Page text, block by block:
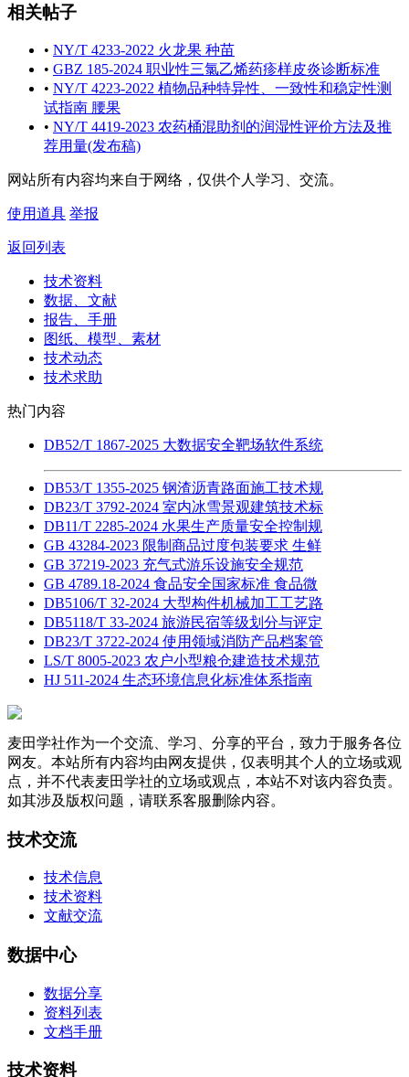
相关帖子
• NY/T 4233-2022 火龙果 种苗
• GBZ 185-2024 职业性三氯乙烯药疹样皮炎诊断标准
• NY/T 4223-2022 植物品种特异性、一致性和稳定性测
试指南 腰果
• NY/T 4419-2023 农药桶混助剂的润湿性评价方法及推
荐用量(发布稿)
网站所有内容均来自于网络，仅供个人学习、交流。
使用道具 举报
返回列表
技术资料
数据、文献
报告、手册
图纸、模型、素材
技术动态
技术求助
热门内容
DB52/T 1867-2025 大数据安全靶场软件系统
DB53/T 1355-2025 钢渣沥青路面施工技术规
DB23/T 3792-2024 室内冰雪景观建筑技术标
DB11/T 2285-2024 水果生产质量安全控制规
GB 43284-2023 限制商品过度包装要求 生鲜
GB 37219-2023 充气式游乐设施安全规范
GB 4789.18-2024 食品安全国家标准 食品微
DB5106/T 32-2024 大型构件机械加工工艺路
DB5118/T 33-2024 旅游民宿等级划分与评定
DB23/T 3722-2024 使用领域消防产品档案管
LS/T 8005-2023 农户小型粮仓建造技术规范
HJ 511-2024 生态环境信息化标准体系指南
麦田学社作为一个交流、学习、分享的平台，致力于服务各位
网友。本站所有内容均由网友提供，仅表明其个人的立场或观
点，并不代表麦田学社的立场或观点，本站不对该内容负责。
如其涉及版权问题，请联系客服删除内容。
技术交流
技术信息
技术资料
文献交流
数据中心
数据分享
资料列表
文档手册
技术资料